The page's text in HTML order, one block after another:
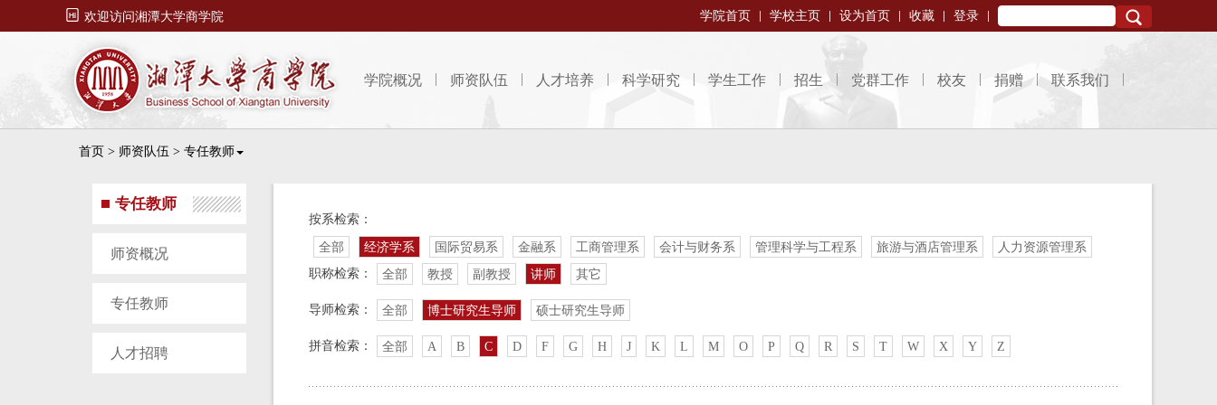
 欢迎访问湘潭大学商学院 学院首页 学校主页 设为首页 收藏 登录
学院概况 师资队伍 人才培养 科学研究 学生工作 招生 党群工作 校友 捐赠 联系我们
首页 > 师资队伍 > 专任教师
专任教师
师资概况
专任教师
人才招聘
按系检索：
全部 经济学系 国际贸易系 金融系 工商管理系 会计与财务系 管理科学与工程系 旅游与酒店管理系
人力资源管理系
职称检索：
全部 教授 副教授 讲师 其它
导师检索： 全部 博士研究生导师 硕士研究生导师
拼音检索： 全部 A B C D F G H J K L M O P Q R S T W X Y Z